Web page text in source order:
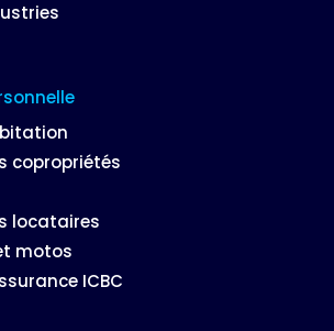
copropriétés
locataires
motos
ICBC